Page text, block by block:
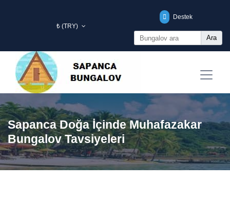
₺ (TRY)
Destek
Ara
Sapanca Doğa İçinde Muhafazakar
Bungalov Tavsiyeleri